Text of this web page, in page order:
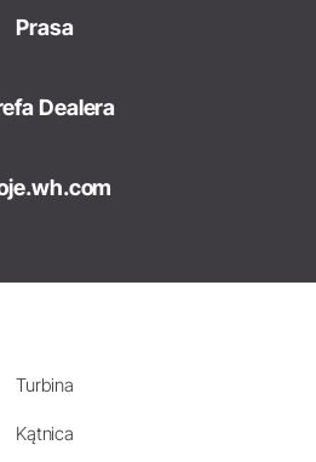
Prasa
Dealera
Turbina
Kątnica